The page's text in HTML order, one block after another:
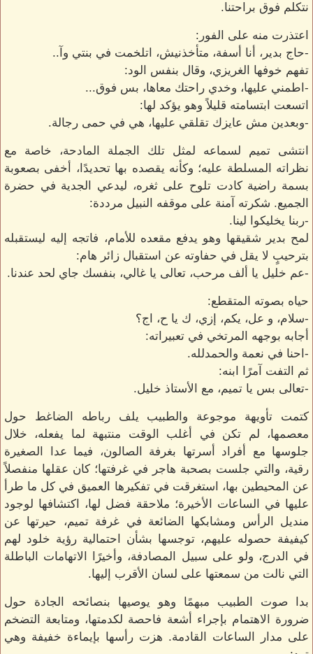
نتكلم فوق براحتنا.
اعتذرت منه على الفور:
-حاج بدير، أنا أسفة، متأخذنيش، اتلخمت في بنتي وآ..
تفهم خوفها الغريزي، وقال بنفس الود:
-اطمني عليها، وخدي راحتك معاها، بس فوق...
اتسعت ابتسامته قليلاً وهو يؤكد لها:
-وبعدين مش عايزك تقلقي عليها، هي في حمى رجالة.
انتشى تميم لسماعه لمثل تلك الجملة المادحة، خاصة مع
نظراته المسلطة عليه؛ وكأنه يقصده بها تحديدًا، أخفى بصعوبة
بسمة راضية كادت تلوح على ثغره، ليدعي الجدية في حضرة
الجميع. شكرته آمنة على موقفه النبيل مرددة:
-ربنا يخليكوا لينا.
لمح بدير شقيقها وهو يدفع مقعده للأمام، فاتجه إليه ليستقبله
بترحيبٍ لا يقل في حفاوته عن استقبال زائر هام:
-عم خليل يا ألف مرحب، تعالى يا غالي، بنفسك جاي لحد عندنا.
حياه بصوته المتقطع:
-سلام، و عل، يكم، إزي، ك يا ح، اج؟
أجابه بوجهه المرتخي في تعبيراته:
-احنا في نعمة والحمدلله.
ثم التفت آمرًا ابنه:
-تعالى بس يا تميم، مع الأستاذ خليل.
كتمت تأويهة موجوعة والطبيب يلف رباطه الضاغط حول
معصمها، لم تكن في أغلب الوقت منتبهة لما يفعله، خلال
جلوسها مع أفراد أسرتها بغرفة الصالون، فيما عدا الصغيرة
رقية، والتي جلست بصحبة هاجر في غرفتها؛ كان عقلها منفصلاً
عن المحيطين بها، استغرقت في تفكيرها العميق في كل ما طرأ
عليها في الساعات الأخيرة؛ ملاحقة فضل لها، اكتشافها لوجود
منديل الرأس ومشابكها الضائعة في غرفة تميم، حيرتها عن
كيفيفة حصوله عليهم، توجسها بشأن احتمالية رؤية خلود لهم
في الدرج، ولو على سبيل المصادفة، وأخيرًا الاتهامات الباطلة
التي نالت من سمعتها على لسان الأقرب إليها.
بدا صوت الطبيب مبهمًا وهو يوصيها بنصائحه الجادة حول
ضرورة الاهتمام بإجراء أشعة فاحصة لكدمتها، ومتابعة التضخم
على مدار الساعات القادمة. هزت رأسها بإيماءة خفيفة وهي